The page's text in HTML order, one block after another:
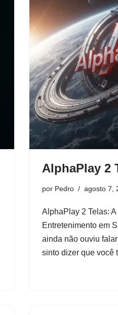
AlphaPlay 2
por Pedro agosto 7,
AlphaPlay 2 Telas:
Entretenimento em
ainda não ouviu
sinto dizer que você